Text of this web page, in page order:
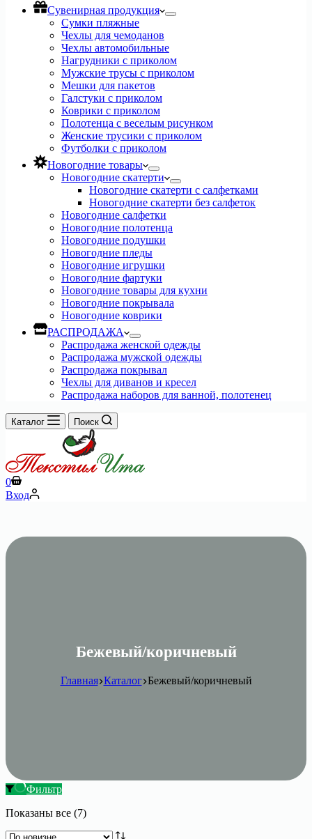
Сувенирная продукция
Сумки пляжные
Чехлы для чемоданов
Чехлы автомобильные
Нагрудники с приколом
Мужские трусы с приколом
Мешки для пакетов
Галстуки с приколом
Коврики с приколом
Полотенца с веселым рисунком
Женские трусики с приколом
Футболки с приколом
Новогодние товары
Новогодние скатерти
Новогодние скатерти с салфетками
Новогодние скатерти без салфеток
Новогодние салфетки
Новогодние полотенца
Новогодние подушки
Новогодние пледы
Новогодние игрушки
Новогодние фартуки
Новогодние товары для кухни
Новогодние покрывала
Новогодние коврики
РАСПРОДАЖА
Распродажа женской одежды
Распродажа мужской одежды
Распродажа покрывал
Чехлы для диванов и кресел
Распродажа наборов для ванной, полотенец
Каталог Поиск
Корзина
0
Вход
Бежевый/коричневый
Главная Каталог Бежевый/коричневый
Фильтр
Показаны все (7)Сортировка: